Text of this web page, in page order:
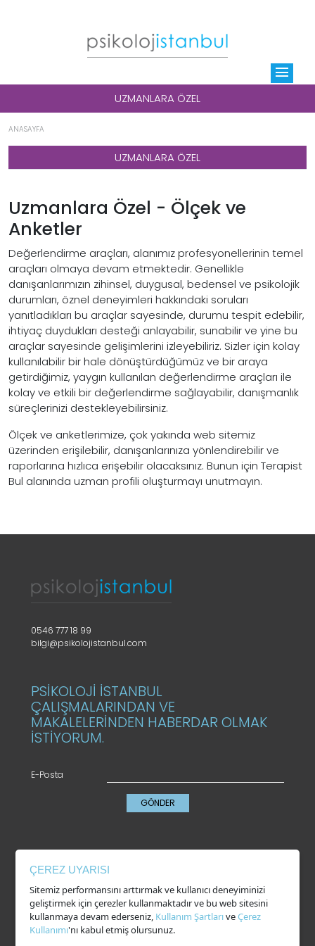
menu
UZMANLARA ÖZEL
ANASAYFA
UZMANLARA ÖZEL
Uzmanlara Özel - Ölçek ve
Anketler
Değerlendirme araçları, alanımız profesyonellerinin temel
araçları olmaya devam etmektedir. Genellikle
danışanlarımızın zihinsel, duygusal, bedensel ve psikolojik
durumları, öznel deneyimleri hakkındaki soruları
yanıtladıkları bu araçlar sayesinde, durumu tespit edebilir,
ihtiyaç duydukları desteği anlayabilir, sunabilir ve yine bu
araçlar sayesinde gelişimlerini izleyebiliriz. Sizler için kolay
kullanılabilir bir hale dönüştürdüğümüz ve bir araya
getirdiğimiz, yaygın kullanılan değerlendirme araçları ile
kolay ve etkili bir değerlendirme sağlayabilir, danışmanlık
süreçlerinizi destekleyebilirsiniz.
Ölçek ve anketlerimize, çok yakında web sitemiz
üzerinden erişilebilir, danışanlarınıza yönlendirebilir ve
raporlarına hızlıca erişebilir olacaksınız. Bunun için Terapist
Bul alanında uzman profili oluşturmayı unutmayın.
0546 777 18 99
bilgi@psikolojistanbul.com
PSİKOLOJİ İSTANBUL
ÇALIŞMALARINDAN VE
MAKALELERİNDEN HABERDAR OLMAK
İSTİYORUM.
E-Posta
GÖNDER
Çerez Kullanımı
Kullanım Şartları
ÇEREZ UYARISI
Sitemiz performansını arttırmak ve kullanıcı deneyiminizi
geliştirmek için çerezler kullanmaktadır ve bu web sitesini
kullanmaya devam ederseniz, Kullanım ŞartlarıveÇerez
Kullanımı'nı kabul etmiş olursunuz.